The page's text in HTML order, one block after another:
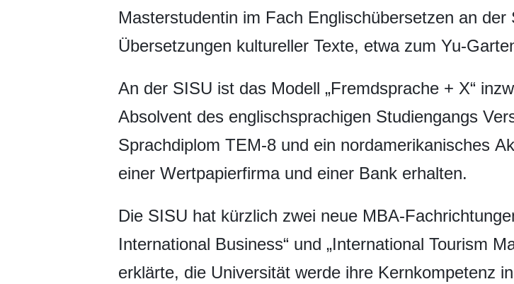
Masterstudentin im Fach Englischübersetzen an
Übersetzungen kultureller Texte, etwa zum Yu-
An der SISU ist das Modell „Fremdsprache + X“
Absolvent des englischsprachigen Studiengangs
Sprachdiplom TEM-8 und ein nordamerikanisches
einer Wertpapierfirma und einer Bank erhalten.
Die SISU hat kürzlich zwei neue MBA-
International Business“ und „International Tourism
erklärte, die Universität werde ihre Kernkompetenz